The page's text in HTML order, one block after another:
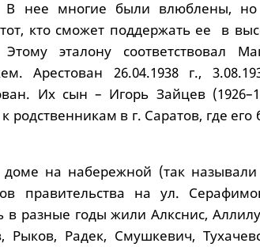
В нее многие были влюблены,
кто сможет поддержать ее в
эталону соответствовал
Арестован 26.04.1938 г.,
Их сын – Игорь Зайцев
родственникам в г. Саратов, где его
на набережной (так называли
правительства на ул.
в разные годы жили Алкснис,
Рыков, Радек, Смушкевич,